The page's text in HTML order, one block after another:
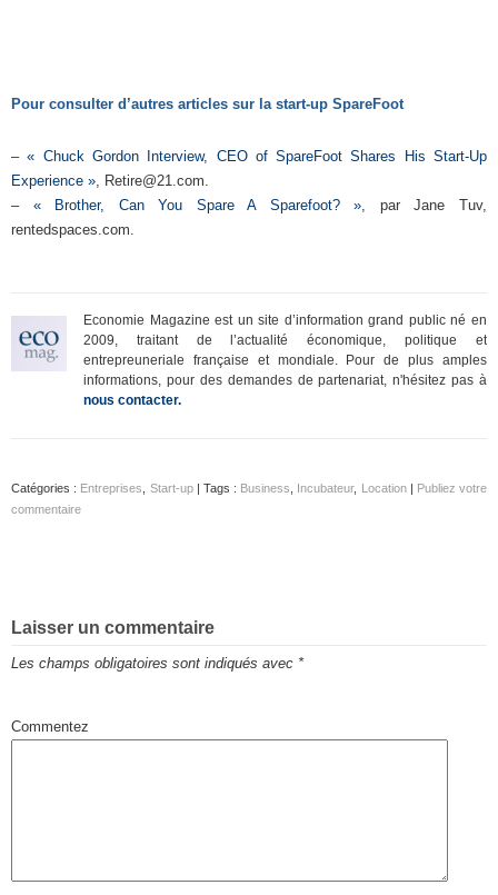
Pour consulter d’autres articles sur la start-up SpareFoot
–« Chuck Gordon Interview, CEO of SpareFoot Shares His Start-Up
Experience », Retire@21.com.
– « Brother, Can You Spare A Sparefoot? », par Jane Tuv,
rentedspaces.com.
Economie Magazine est un site d’information grand public né en
2009, traitant de l’actualité économique, politique et
entrepreuneriale française et mondiale. Pour de plus amples
informations, pour des demandes de partenariat, n'hésitez pas à
nous contacter.
Catégories : Entreprises Start-up| Tags : Business Incubateur, Location| Publiez votre
commentaire
Laisser un commentaire
Les champs obligatoires sont indiqués avec *
Commentez